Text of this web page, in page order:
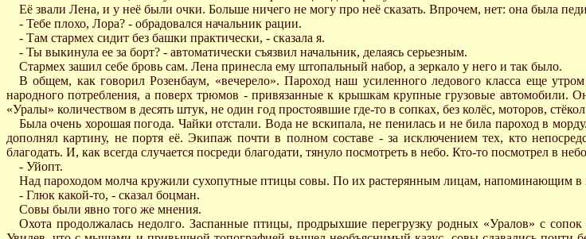
Её звали Лена, и у неё были очки. Больше ничего не могу про неё сказать. Впрочем, нет: она была
- Тебе плохо, Лора? - обрадовался начальник рации.
- Там стармех сидит без башки практически, - сказала я.
- Ты выкинула ее за борт? - автоматически съязвил начальник, делаясь серьезным.
Стармех зашил себе бровь сам. Лена принесла ему штопальный набор, а зеркало у него и так было.
В общем, как говорил Розенбаум, «вечерело». Пароход наш усиленного ледового класса еще
народного потребления, а поверх трюмов - привязанные к крышкам крупные грузовые автомобили.
«Уралы» количеством в десять штук, не один год простоявшие где-то в сопках, без колёс, моторов,
Была очень хорошая погода. Чайки отстали. Вода не вскипала, не пенилась и не била пароход в
дополнял картину, не портя её. Экипаж почти в полном составе - за исключением тех, кто
благодать. И, как всегда случается посреди благодати, тянуло посмотреть в небо. Кто-то посмотрел в
- Уйопт.
Над пароходом молча кружили сухопутные птицы совы. По их растерянным лицам, напоминающим
- Глюк какой-то, - сказал боцман.
Совы были явно того же мнения.
Охота продолжалась недолго. Заспанные птицы, продрыхшие перегрузку родных «Уралов» с